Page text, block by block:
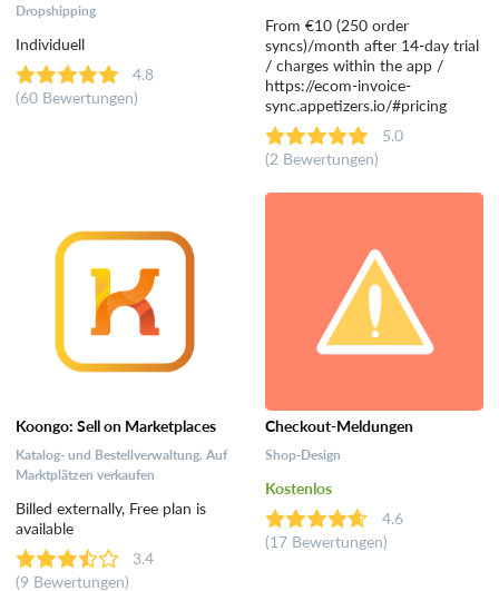
Dropshipping
Individuell
4.8
(60 Bewertungen)
From €10 (250 order
syncs)/month after 14-day trial
/ charges within the app /
https://ecom-invoice-
sync.appetizers.io/#pricing
5.0
(2 Bewertungen)
Koongo: Sell on Marketplaces
Katalog- und Bestellverwaltung, Auf
Marktplätzen verkaufen
Billed externally, Free plan is
available
3.4
(9 Bewertungen)
Checkout-Meldungen
Shop-Design
Kostenlos
4.6
(17 Bewertungen)